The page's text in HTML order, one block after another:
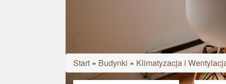
Start » Budynki » Klimatyzacja i